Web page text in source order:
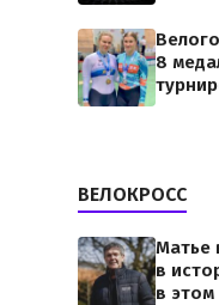
8
ВЕЛОКРОСС
Матье
в
в этом